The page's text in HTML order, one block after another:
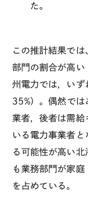
た。
この推計結果で
部門の割合が高
州電力では，い
35%）。偶然で
業者，後者は需給
いる電力事業者
る可能性が高い
も業務部門が家
を占めている。